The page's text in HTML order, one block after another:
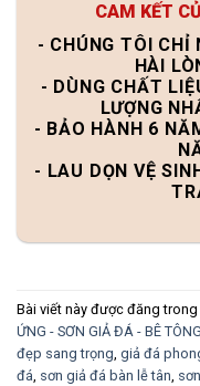
CAM KẾT
- CHÚNG TÔI CHỈ
HÀI
- DÙNG CHẤT
LƯỢNG
- BẢO HÀNH 6
- LAU DỌN VỆ
Bài viết này được đăng trong
ỨNG - SƠN GIẢ ĐÁ - BÊ TÔNG
đẹp sang trọng giả đá
đá sơn giả đá bàn lễ tân